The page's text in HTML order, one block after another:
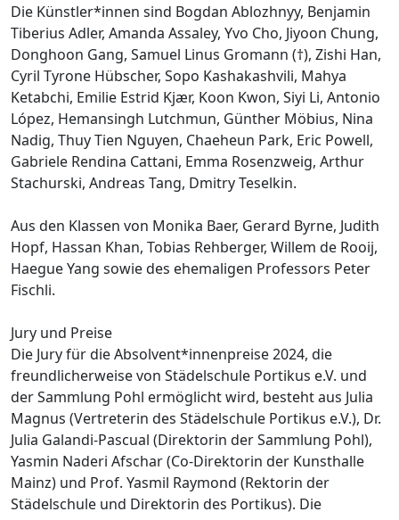
Die Künstler*innen sind Bogdan Ablozhnyy, Benjamin
Tiberius Adler, Amanda Assaley, Yvo Cho, Jiyoon Chung,
Donghoon Gang, Samuel Linus Gromann (†), Zishi Han,
Cyril Tyrone Hübscher, Sopo Kashakashvili, Mahya
Ketabchi, Emilie Estrid Kjær, Koon Kwon, Siyi Li, Antonio
López, Hemansingh Lutchmun, Günther Möbius, Nina
Nadig, Thuy Tien Nguyen, Chaeheun Park, Eric Powell,
Gabriele Rendina Cattani, Emma Rosenzweig, Arthur
Stachurski, Andreas Tang, Dmitry Teselkin.
Aus den Klassen von Monika Baer, Gerard Byrne, Judith
Hopf, Hassan Khan, Tobias Rehberger, Willem de Rooij,
Haegue Yang sowie des ehemaligen Professors Peter
Fischli.
Jury und Preise
Die Jury für die Absolvent*innenpreise 2024, die
freundlicherweise von Städelschule Portikus e.V. und
der Sammlung Pohl ermöglicht wird, besteht aus Julia
Magnus (Vertreterin des Städelschule Portikus e.V.), Dr.
Julia Galandi-Pascual (Direktorin der Sammlung Pohl),
Yasmin Naderi Afschar (Co-Direktorin der Kunsthalle
Mainz) und Prof. Yasmil Raymond (Rektorin der
Städelschule und Direktorin des Portikus). Die